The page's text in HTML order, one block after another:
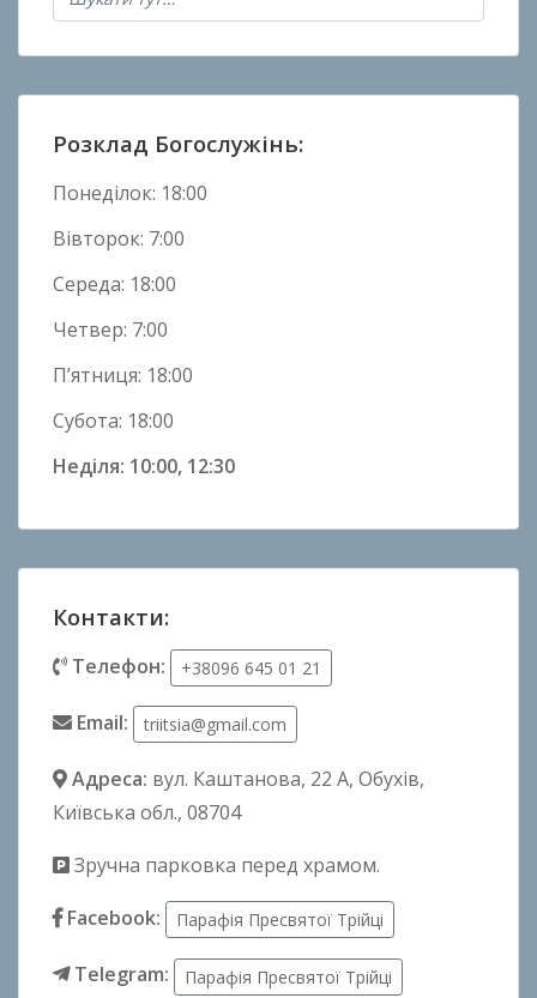
в
н
и
Розклад Богослужінь:
Понеділок: 18:00
Вівторок: 7:00
Середа: 18:00
Четвер: 7:00
П’ятниця: 18:00
Субота: 18:00
Неділя: 10:00, 12:30
Контакти:
Телефон: +38096 645 01 21
Email: triitsia@gmail.com
Адреса: вул. Каштанова, 22 А, Обухів,
Київська обл., 08704
Зручна парковка перед храмом.
Facebook:
Парафія Пресвятої Трійці
Telegram: Парафія Пресвятої Трійці